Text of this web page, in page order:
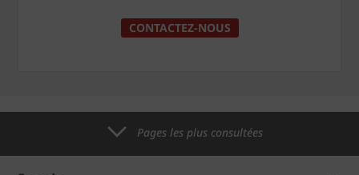
CONTACTEZ-NOUS
Pages les plus consultées